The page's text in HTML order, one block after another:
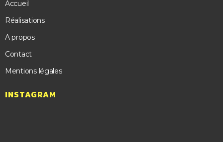
Accueil
Réalisations
A propos
Contact
Mentions légales
INSTAGRAM